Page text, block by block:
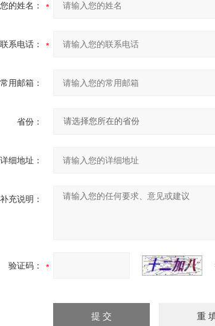
您的姓名：
联系电话：
常用邮箱：
省份：
详细地址：
补充说明：
验证码：